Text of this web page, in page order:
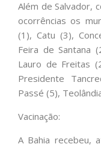
Além de Salvador,
ocorrências os
(1), Catu (3),
Feira de Santana
Lauro de Freitas
Presidente
Passé (5),
Vacinação:
A Bahia recebeu,